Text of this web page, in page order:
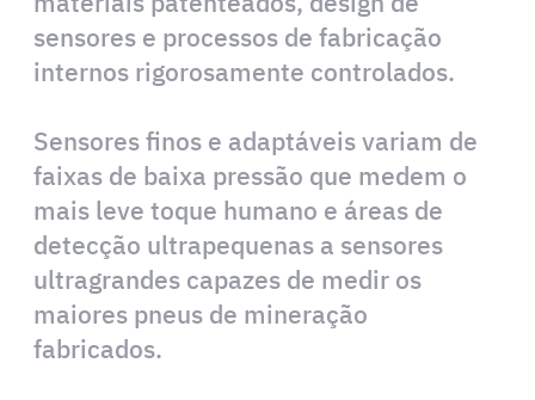
sensores e processos de fabricação
internos rigorosamente controlados.
Sensores finos e adaptáveis variam de
faixas de baixa pressão que medem o
mais leve toque humano e áreas de
detecção ultrapequenas a sensores
ultragrandes capazes de medir os
maiores pneus de mineração
fabricados.